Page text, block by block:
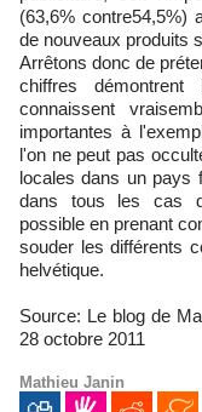
(63,6% contre54,5%)
de nouveaux produits
Arrêtons donc de
chiffres
connaissent
importantes à
l'on ne peut pas
locales dans un pays
dans tous les cas
possible en prenant
souder les différents
helvétique.
Source: Le blog de
28 octobre 2011
Mathieu Janin